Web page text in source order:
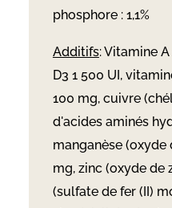
phosphore : 1,1%
Additifs: Vitamine
D3 1 500 UI,
100 mg, cuivre
d'acides aminés
manganèse (oxyde
mg, zinc (oxyde de
(sulfate de fer (II)